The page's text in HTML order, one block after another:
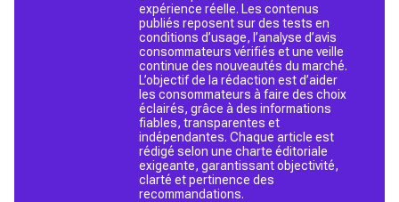
expérience réelle. Les contenus
publiés reposent sur des tests en
conditions d’usage, l’analyse d’avis
consommateurs vérifiés et une veille
continue des nouveautés du marché.
L’objectif de la rédaction est d’aider
les consommateurs à faire des choix
éclairés, grâce à des informations
fiables, transparentes et
indépendantes. Chaque article est
rédigé selon une charte éditoriale
exigeante, garantissant objectivité,
clarté et pertinence des
recommandations.